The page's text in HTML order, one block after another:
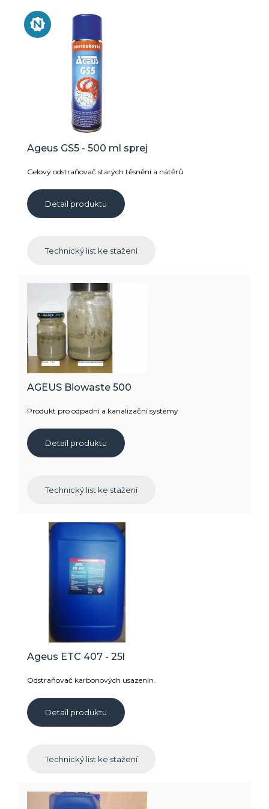
Ageus GS5 - 500 ml sprej
Gelový odstraňovač starých těsnění a nátěrů
Detail produktu
Technický list ke stažení
AGEUS Biowaste 500
Produkt pro odpadní a kanalizační systémy
Detail produktu
Technický list ke stažení
Ageus ETC 407 - 25l
Odstraňovač karbonových usazenin.
Detail produktu
Technický list ke stažení